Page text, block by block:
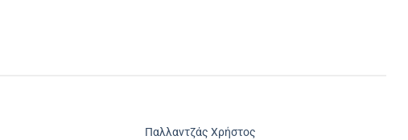
Παλλαντζάς Χρήστος